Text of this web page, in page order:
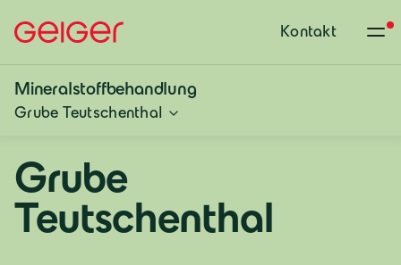
Kontakt
Mineralstoffbehandlung
Grube Teutschenthal
Grube
Teutschenthal